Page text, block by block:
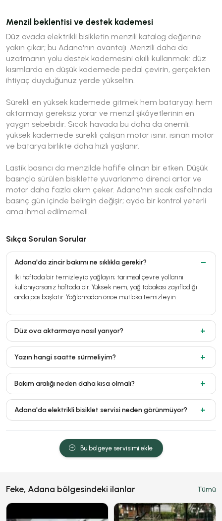
Menzil beklentisi ve destek kademesi
Düz ovada elektrikli bisikletin menzili katalog değerine
yakın çıkar; bu Adana'nın avantajı. Menzili daha da
uzatmanın yolu destek kademesini akıllı kullanmak: düz
kısımlarda en düşük kademede pedal çevirin, gerçekten
ihtiyaç duyduğunuz yerde yükseltin.
Sürekli en yüksek kademede gitmek hem bataryayı hem
aktarmayı gereksiz yorar ve menzil şikâyetlerinin en
yaygın sebebidir. Sıcak havada bu daha da önemli:
yüksek kademede sürekli çalışan motor ısınır, ısınan motor
ve batarya birlikte daha hızlı yaşlanır.
Lastik basıncı da menzilde hafife alınan bir etken. Düşük
basınçla sürülen bisiklette yuvarlanma direnci artar ve
motor daha fazla akım çeker. Adana'nın sıcak asfaltında
basınç gün içinde belirgin değişir; ayda bir kontrol yeterli
ama ihmal edilmemeli.
Sıkça Sorulan Sorular
Adana'da zincir bakımı ne sıklıkla gerekir?
İki haftada bir temizleyip yağlayın; tarımsal çevre yollarını
kullanıyorsanız haftada bir. Yüksek nem, yağ tabakası zayıfladığı
anda pas başlatır. Yağlamadan önce mutlaka temizleyin.
Düz ova aktarmaya nasıl yarıyor?
Yazın hangi saatte sürmeliyim?
Bakım aralığı neden daha kısa olmalı?
Adana'da elektrikli bisiklet servisi neden görünmüyor?
Bu bölgeye servisimi ekle
Feke, Adana bölgesindeki ilanlar Tümü